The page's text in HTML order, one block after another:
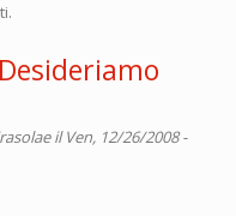
il Ven, 12/26/2008 -